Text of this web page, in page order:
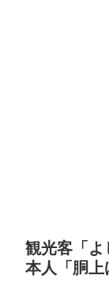
観光客「よ
本人「胴上